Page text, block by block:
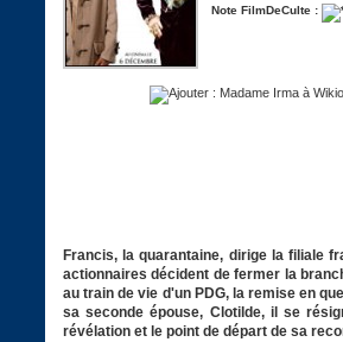
Note FilmDeCulte :
Francis, la quarantaine, dirige la filiale
actionnaires décident de fermer la
au train de vie d'un PDG, la remise en
sa seconde épouse, Clotilde, il se
révélation et le point de départ de sa